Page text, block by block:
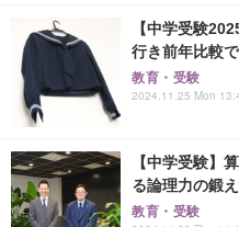
【中学受験
行き前年比較
教育・受験
2024.11.25 Mon
【中学受験】
る論理力の鍛
教育・受験